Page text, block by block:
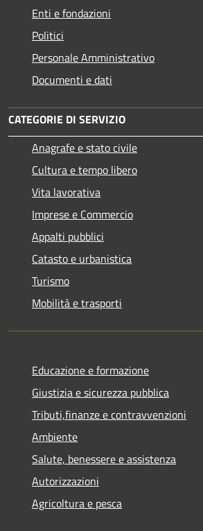
Enti e fondazioni
Politici
Personale Amministrativo
Documenti e dati
CATEGORIE DI SERVIZIO
Anagrafe e stato civile
Cultura e tempo libero
Vita lavorativa
Imprese e Commercio
Appalti pubblici
Catasto e urbanistica
Turismo
Mobilità e trasporti
Educazione e formazione
Giustizia e sicurezza pubblica
Tributi,finanze e contravvenzioni
Ambiente
Salute, benessere e assistenza
Autorizzazioni
Agricoltura e pesca